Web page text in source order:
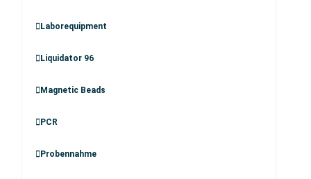
Laborequipment
Liquidator 96
Magnetic Beads
PCR
Probennahme